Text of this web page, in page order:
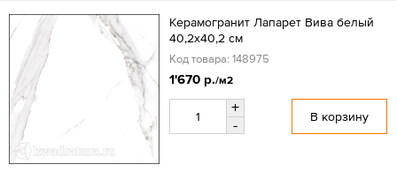
Керамогранит Лапарет Вива белый
40,2x40,2 см
Код товара: 148975
1'670 р./м2
+
-
В корзину